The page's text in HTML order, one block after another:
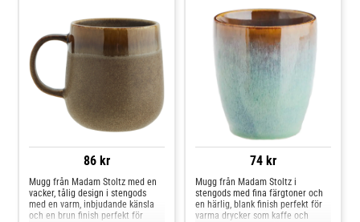
86 kr
Mugg från Madam Stoltz med en
vacker, tålig design i stengods
med en varm, inbjudande känsla
och en brun finish perfekt för
74 kr
Mugg från Madam Stoltz i
stengods med fina färgtoner och
en härlig, blank finish perfekt för
varma drycker som kaffe och